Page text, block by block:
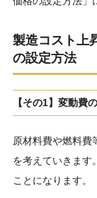
製造コスト上
の設定方法
【その1】 変動費
原材料費や燃料費
を考えていきます
ことになります。